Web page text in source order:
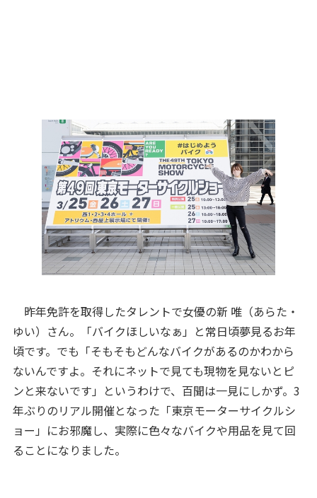
昨年免許を取得したタレントで女優の新 唯（あらた・
ゆい）さん。「バイクほしいなぁ」と常日頃夢見るお年
頃です。でも「そもそもどんなバイクがあるのかわから
ないんですよ。それにネットで見ても現物を見ないとピ
ンと来ないです」というわけで、百聞は一見にしかず。3
年ぶりのリアル開催となった「東京モーターサイクルシ
ョー」にお邪魔し、実際に色々なバイクや用品を見て回
ることになりました。